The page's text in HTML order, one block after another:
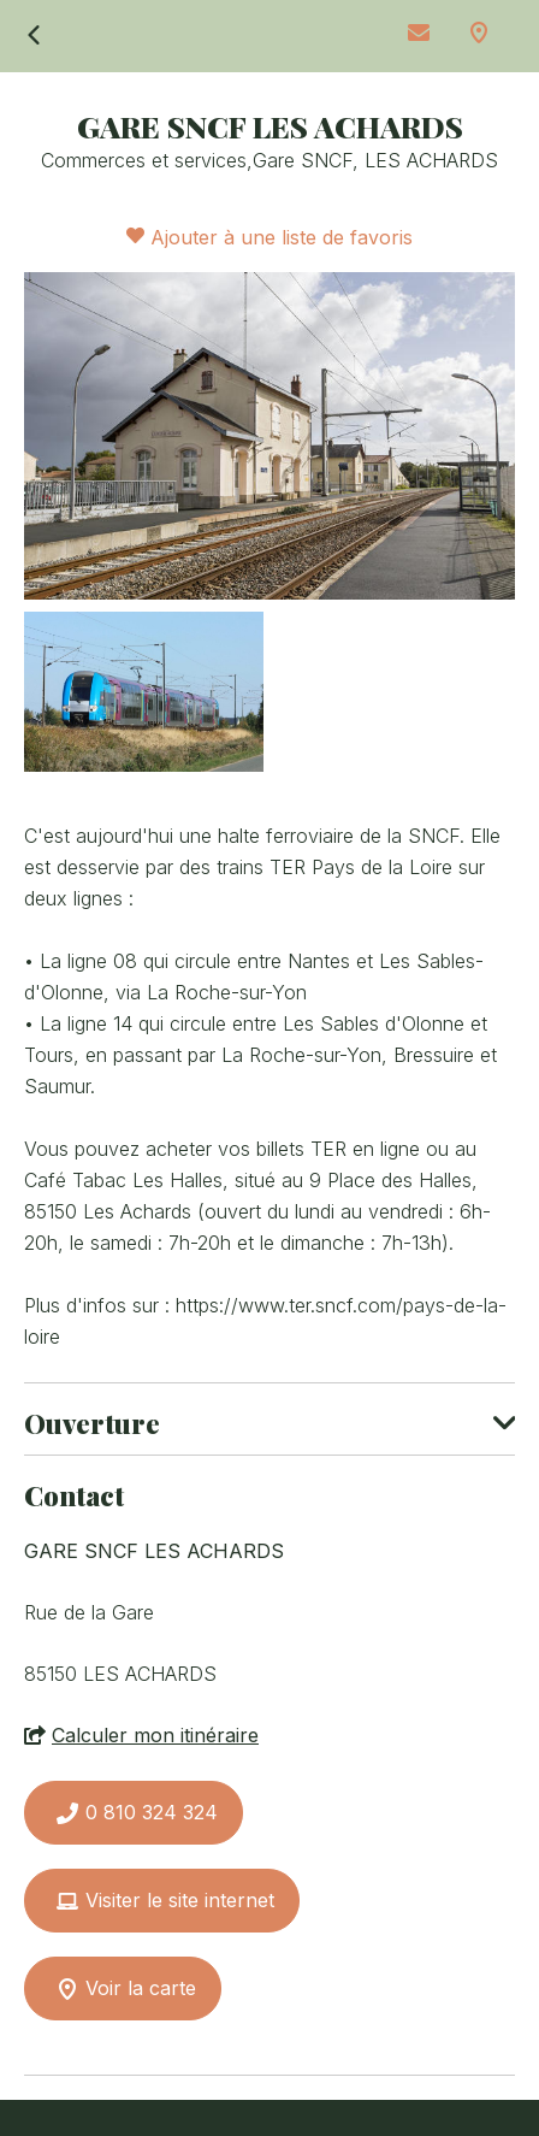
GARE SNCF LES ACHARDS
Commerces et services,Gare SNCF, LES ACHARDS
Ajouter à une liste de favoris
C'est aujourd'hui une halte ferroviaire de la SNCF. Elle
est desservie par des trains TER Pays de la Loire sur
deux lignes :
• La ligne 08 qui circule entre Nantes et Les Sables-
d'Olonne, via La Roche-sur-Yon
• La ligne 14 qui circule entre Les Sables d'Olonne et
Tours, en passant par La Roche-sur-Yon, Bressuire et
Saumur.
Vous pouvez acheter vos billets TER en ligne ou au
Café Tabac Les Halles, situé au 9 Place des Halles,
85150 Les Achards (ouvert du lundi au vendredi : 6h-
20h, le samedi : 7h-20h et le dimanche : 7h-13h).
Plus d'infos sur : https://www.ter.sncf.com/pays-de-la-
loire
Ouverture
Ouvert toute l'année.
Contact
GARE SNCF LES ACHARDS
Rue de la Gare
85150 LES ACHARDS
Calculer mon itinéraire
0 810 324 324
Visiter le site internet
Voir la carte